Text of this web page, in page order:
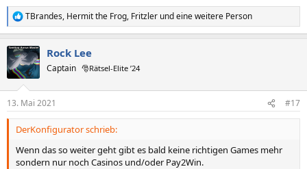
R
e
k
t
i
e
n
TBrandes, Hermit the Frog, Fritzler und eine weitere Person
Rock Lee
Captain 🎅Rätsel-Elite ’24
13. Mai 2021 #17
DerKonfigurator schrieb:
Wenn das so weiter geht gibt es bald keine richtigen Games mehr
sondern nur noch Casinos und/oder Pay2Win.